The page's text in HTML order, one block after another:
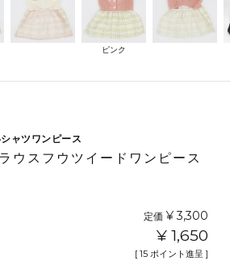
ピンク
ャツワンピース
ウスフウツイードワンピース
定価 ¥ 3,300
¥ 1,650
[ 15 ポイント進呈 ]